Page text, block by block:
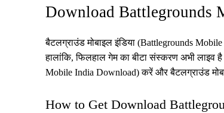
Download Battlegrounds
बैटलग्राउंड मोबाइल इंडिया (Battlegrounds
हालांकि, फिलहाल गेम का बीटा संस्करण अभी
Mobile India Download) करें और बैटलग्राउंड
How to Get Download